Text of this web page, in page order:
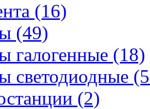
(16)
(49)
галогенные (18)
светодиодные
(2)